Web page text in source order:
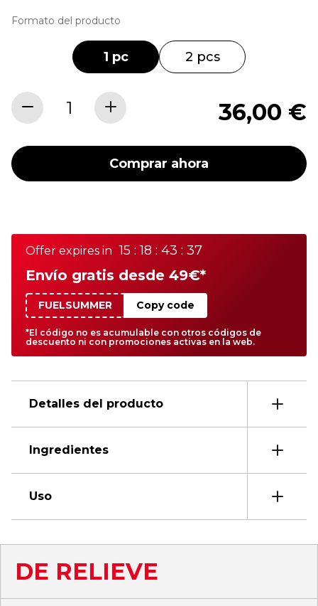
Formato del producto
1 pc 2 pcs
36,00 €
Comprar ahora
Offer expires in 15 : 18 : 43 : 37
Envío gratis desde 49€*
FUELSUMMER Copy code
*El código no es acumulable con otros códigos de
descuento ni con promociones activas en la web.
Detalles del producto
Ingredientes
Uso
DE RELIEVE